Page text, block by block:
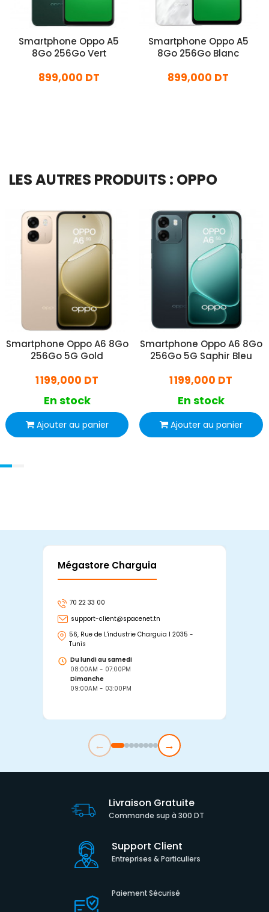
Smartphone Oppo A5
8Go 256Go Vert
899,000 DT
Smartphone Oppo A5
8Go 256Go Blanc
899,000 DT
LES AUTRES PRODUITS : OPPO
Smartphone Oppo A6 8Go
256Go 5G Gold
1 199,000 DT
En stock
Ajouter au panier
Smartphone Oppo A6 8Go
256Go 5G Saphir Bleu
1 199,000 DT
En stock
Ajouter au panier
Mégastore Charguia
70 22 33 00
support-client@spacenet.tn
56, Rue de L'industrie Charguia I 2035 -
Tunis
Du lundi au samedi
08:00AM - 07:00PM
Dimanche
09:00AM - 03:00PM
← →
Livraison Gratuite
Commande sup à 300 DT
Support Client
Entreprises & Particuliers
Paiement Sécurisé